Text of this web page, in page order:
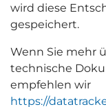
wird diese
gespeichert.
Wenn Sie mehr
technische
empfehlen wir
https://